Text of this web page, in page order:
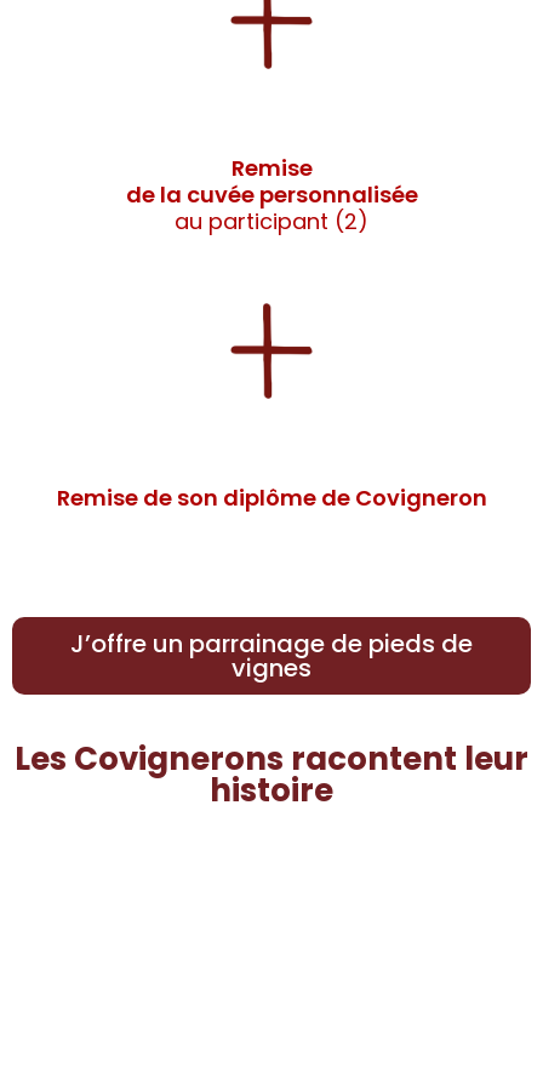
Remise
de la cuvée personnalisée
au participant (2)
Remise de son diplôme de Covigneron
J’offre un parrainage de pieds de
vignes
Les Covignerons racontent leur
histoire